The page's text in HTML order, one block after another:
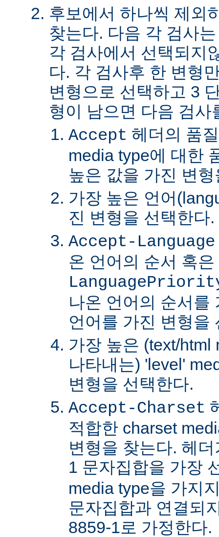
후보에서 하나씩 제외
찾는다. 다음 각 검사
각 검사에서 선택되지
다. 각 검사후 한 변형
변형으로 선택하고 3
형이 남으면 다음 검사
Accept 헤더의 품
media type에 대한
높은 값을 가진 변
가장 높은 언어
진 변형을 선택한다.
Accept-Language
온 언어의 순서 혹은
나온 언어의 순서를
언어를 가진 변형을
가장 높은 (text/html
나타내는) 'level'
변형을 선택한다.
Accept-Charset
적합한 charset
변형을 찾는다. 헤
1 문자집합을 가장
media type을 가지
문자집합과 연결되
8859-1로 가정한다.